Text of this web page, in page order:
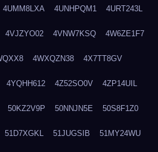
4UMM8LXA 4UNHPQM1 4URT243L
4VJZYO02 4VNW7KSQ 4W6ZE1F7
4WXQZN38 4X7TT8GV
4YQHH612 4Z52SO0V 4ZP14UIL
50KZ2V9P 50NNJN5E 50S8F1Z0
51D7XGKL 51JUGSIB 51MY24WU